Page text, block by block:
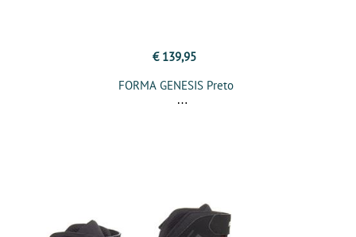
€ 139,95
FORMA GENESIS Preto